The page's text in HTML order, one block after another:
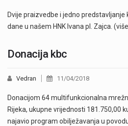
Dvije praizvedbe i jedno predstavljanje
dane u našem HNK Ivana pl. Zajca.
Donacija kbc
Vedran 11/04/2018
Donacijom 64 multifunkcionalna
Rijeka, ukupne vrijednosti 181.750,00
najavio program obilježavanja u